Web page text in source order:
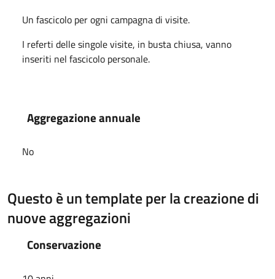
Un fascicolo per ogni campagna di visite.
I referti delle singole visite, in busta chiusa, vanno
inseriti nel fascicolo personale.
Aggregazione annuale
No
Questo è un template per la creazione di
nuove aggregazioni
Conservazione